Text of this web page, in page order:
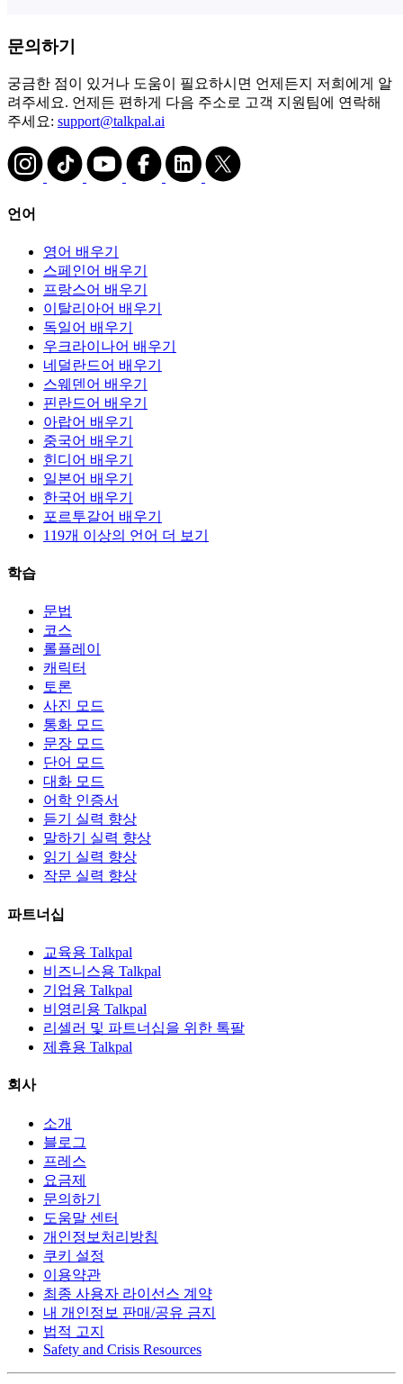
문의하기
궁금한 점이 있거나 도움이 필요하시면 언제든지 저희에게 알
려주세요. 언제든 편하게 다음 주소로 고객 지원팀에 연락해
주세요: support@talkpal.ai
언어
영어 배우기
스페인어 배우기
프랑스어 배우기
이탈리아어 배우기
독일어 배우기
우크라이나어 배우기
네덜란드어 배우기
스웨덴어 배우기
핀란드어 배우기
아랍어 배우기
중국어 배우기
힌디어 배우기
일본어 배우기
한국어 배우기
포르투갈어 배우기
119개 이상의 언어 더 보기
학습
문법
코스
롤플레이
캐릭터
토론
사진 모드
통화 모드
문장 모드
단어 모드
대화 모드
어학 인증서
듣기 실력 향상
말하기 실력 향상
읽기 실력 향상
작문 실력 향상
파트너십
교육용 Talkpal
비즈니스용 Talkpal
기업용 Talkpal
비영리용 Talkpal
리셀러 및 파트너십을 위한 톡팔
제휴용 Talkpal
회사
소개
블로그
프레스
요금제
문의하기
도움말 센터
개인정보처리방침
쿠키 설정
이용약관
최종 사용자 라이선스 계약
내 개인정보 판매/공유 금지
법적 고지
Safety and Crisis Resources